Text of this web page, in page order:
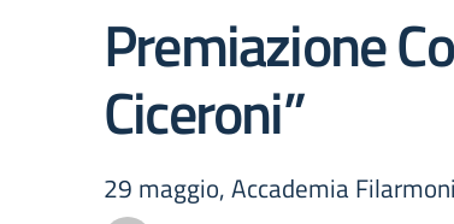
Premiazione
Ciceroni”
29 maggio, Accademia